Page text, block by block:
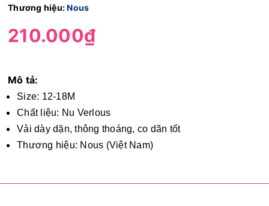
Thương hiệu:Nous
210.000₫
Mô tả:
Size: 12-18M
Chất liệu: Nu Verlous
Vải dày dặn, thông thoáng, co dãn tốt
Thương hiệu: Nous (Việt Nam)